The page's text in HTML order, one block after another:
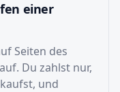
einer
Seiten des
Du zahlst nur,
und